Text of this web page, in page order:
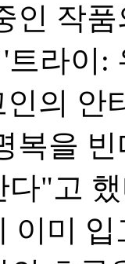
인 작
트라이
의 안
복을
다"고
이미